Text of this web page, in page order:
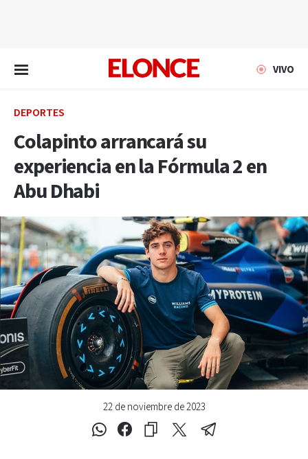
VIVO
DEPORTES
Colapinto arrancará su
experiencia en la Fórmula 2 en
Abu Dhabi
22 de noviembre de 2023